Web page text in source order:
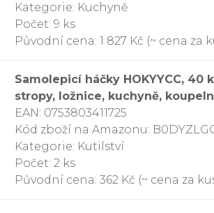
Kategorie: Kuchyně
Počet: 9 ks
Původní cena: 1 827 Kč (~ cena za
Samolepicí háčky HOKYYCC,
stropy, ložnice, kuchyně,
EAN: 0753803411725
Kód zboží na Amazonu:
Kategorie: Kutilství
Počet: 2 ks
Původní cena: 362 Kč (~ cena za